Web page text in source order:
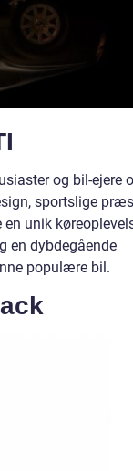
og bil-ejere
sportslige
unik
en dybdegående
populære bil.